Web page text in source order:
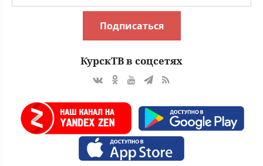
Подписаться
КурскТВ в соцсетях